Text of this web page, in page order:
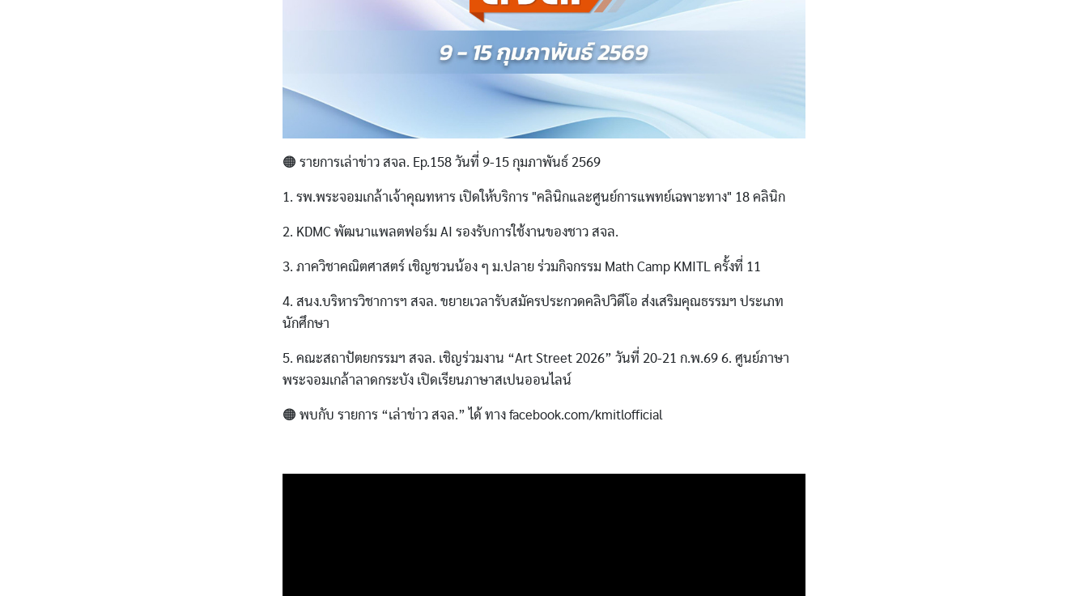
🟠 รายการเล่าข่าว สจล. Ep.158 วันที่ 9-15 กุมภาพันธ์ 2569
1. รพ.พระจอมเกล้าเจ้าคุณทหาร เปิดให้บริการ "คลินิกและศูนย์การแพทย์เฉพาะทาง" 18 คลินิก
2. KDMC พัฒนาแพลตฟอร์ม AI รองรับการใช้งานของชาว สจล.
3. ภาควิชาคณิตศาสตร์ เชิญชวนน้อง ๆ ม.ปลาย ร่วมกิจกรรม Math Camp KMITL ครั้งที่ 11
4. สนง.บริหารวิชาการฯ สจล. ขยายเวลารับสมัครประกวดคลิปวิดีโอ ส่งเสริมคุณธรรมฯ ประเภท
นักศึกษา
5. คณะสถาปัตยกรรมฯ สจล. เชิญร่วมงาน “Art Street 2026” วันที่ 20-21 ก.พ.69 6. ศูนย์ภาษา
พระจอมเกล้าลาดกระบัง เปิดเรียนภาษาสเปนออนไลน์
🟠 พบกับ รายการ “เล่าข่าว สจล.” ได้ ทาง facebook.com/kmitlofficial